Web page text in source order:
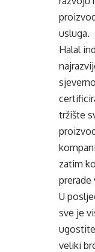
usluga.
Halal
tržište
zatim
prerade
U
sve je
veliki